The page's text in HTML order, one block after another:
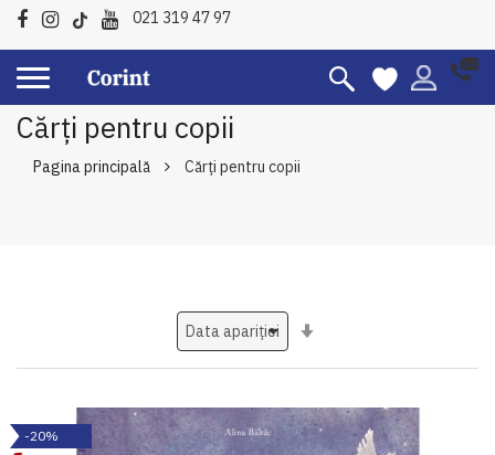
021 319 47 97
Cărți pentru copii
Pagina principală Cărți pentru copii
-20%